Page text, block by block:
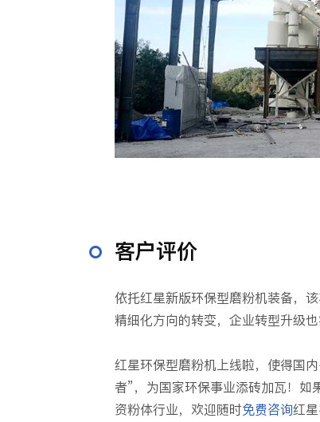
客户评价
依托红星新版环保型磨粉机装备，
精细化方向的转变，企业转型升级也
红星环保型磨粉机上线啦，使得国
者”，为国家环保事业添砖加瓦！如
资粉体行业，欢迎随时免费咨询红